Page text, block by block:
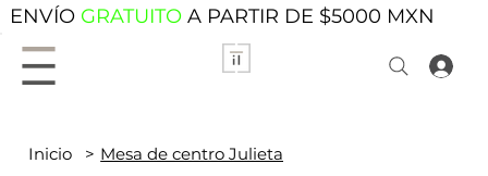
ENVÍO GRATUITO A PARTIR DE $5000 MXN
Inicio > Mesa de centro Julieta